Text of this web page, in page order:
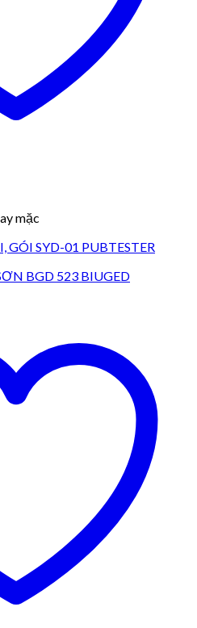
mặc
SYD-01 PUBTESTER